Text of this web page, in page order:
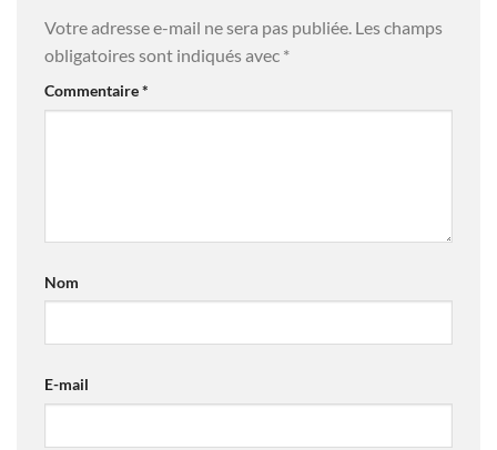
Votre adresse e-mail ne sera pas publiée. Les champs
obligatoires sont indiqués avec *
Commentaire*
Nom
E-mail